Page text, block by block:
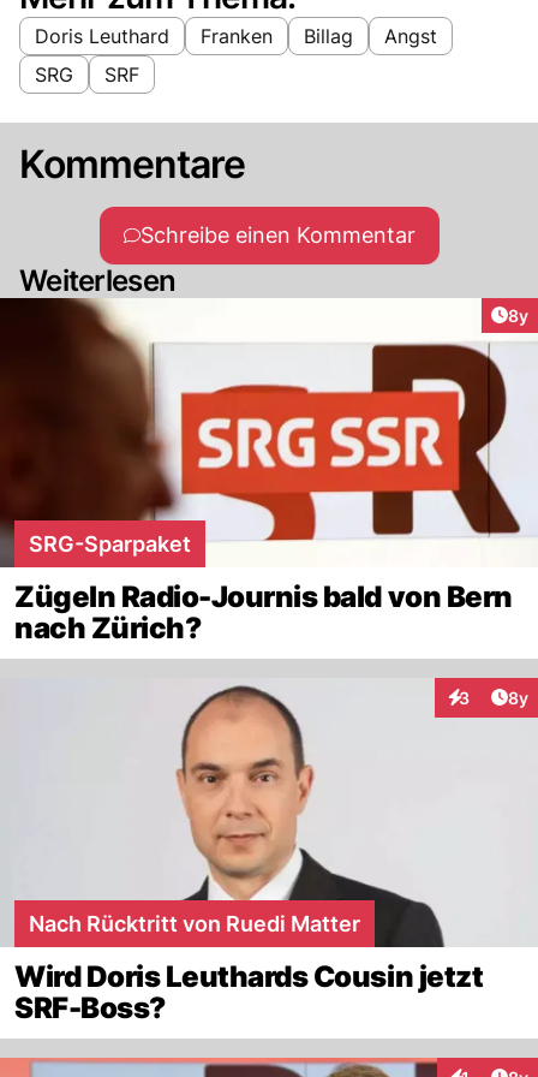
Doris Leuthard Franken Billag
Angst
SRG
SRF
Kommentare
Schreibe einen Kommentar
Weiterlesen
8y
SRG-Sparpaket
Zügeln Radio-Journis bald von Bern
nach Zürich?
3 8y
Nach Rücktritt von Ruedi Matter
Wird Doris Leuthards Cousin jetzt
SRF-Boss?